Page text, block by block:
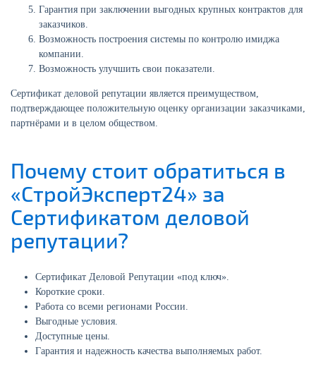
Гарантия при заключении выгодных крупных контрактов для
заказчиков.
Возможность построения системы по контролю имиджа
компании.
Возможность улучшить свои показатели.
Сертификат деловой репутации является преимуществом,
подтверждающее положительную оценку организации заказчиками,
партнёрами и в целом обществом.
Почему стоит обратиться в
«СтройЭксперт24» за
Сертификатом деловой
репутации?
Сертификат Деловой Репутации «под ключ».
Короткие сроки.
Работа со всеми регионами России.
Выгодные условия.
Доступные цены.
Гарантия и надежность качества выполняемых работ.